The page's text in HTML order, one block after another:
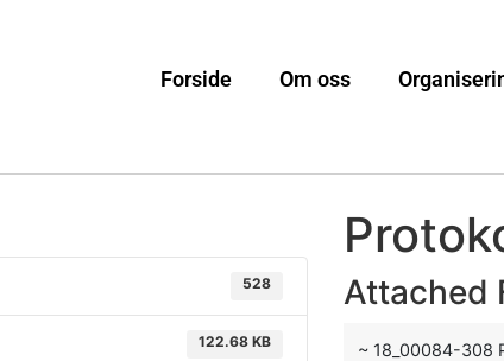
Forside Om oss
528
122.68 KB
Attached
~ 18_00084-308